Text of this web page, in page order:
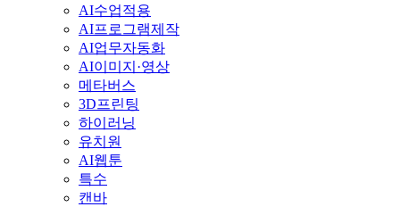
AI수업적용
AI프로그램제작
AI업무자동화
AI이미지·영상
메타버스
3D프린팅
하이러닝
유치원
AI웹툰
특수
캔바